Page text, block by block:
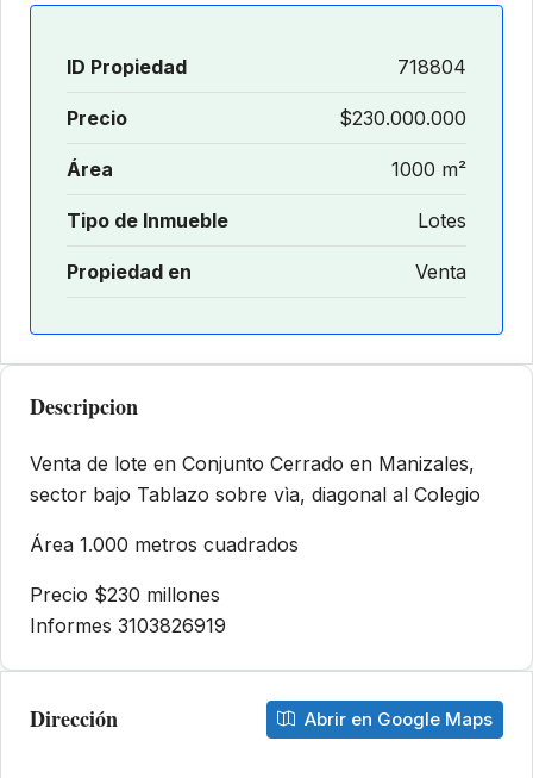
ID Propiedad 718804
Precio $230.000.000
Área 1000 m²
Tipo de Inmueble Lotes
Propiedad en Venta
Descripcion
Venta de lote en Conjunto Cerrado en Manizales,
sector bajo Tablazo sobre vìa, diagonal al Colegio
Área 1.000 metros cuadrados
Precio $230 millones
Informes 3103826919
Dirección Abrir en Google Maps